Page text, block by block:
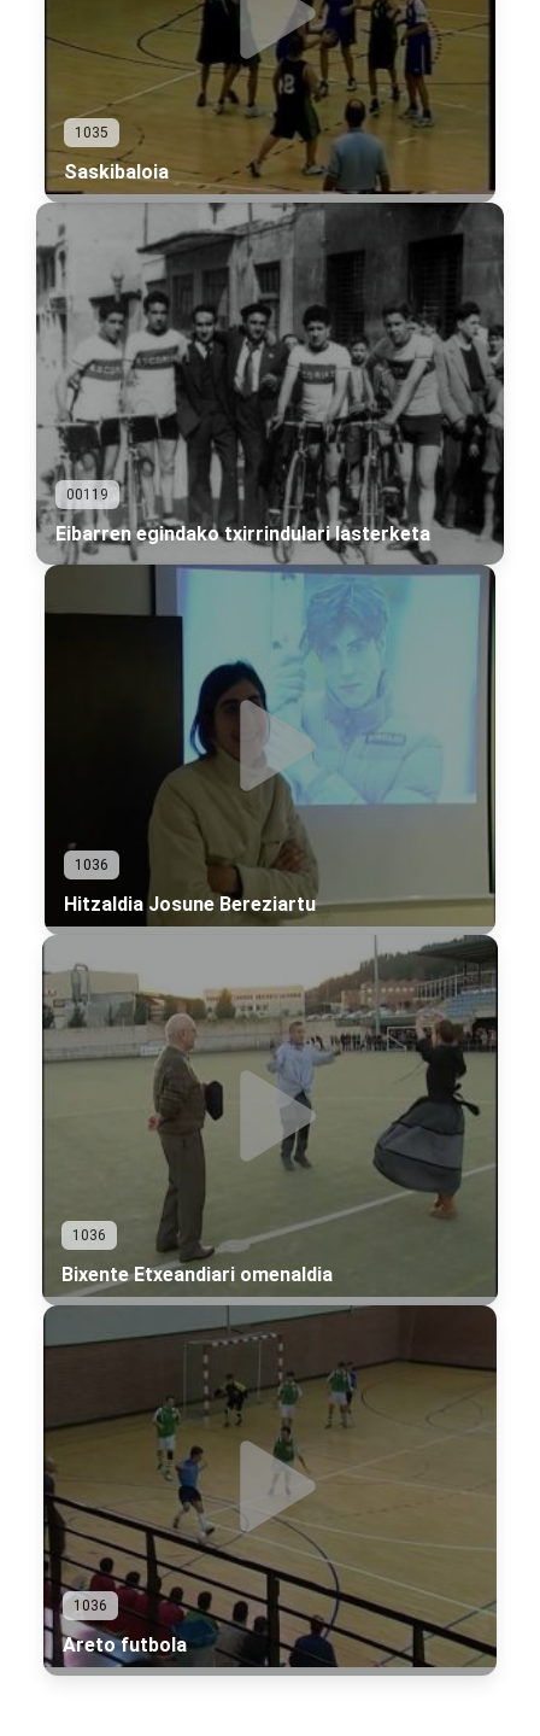
1035
Saskibaloia
00119
Eibarren egindako txirrindulari lasterketa
1036
Hitzaldia Josune Bereziartu
1036
Bixente Etxeandiari omenaldia
1036
Areto futbola